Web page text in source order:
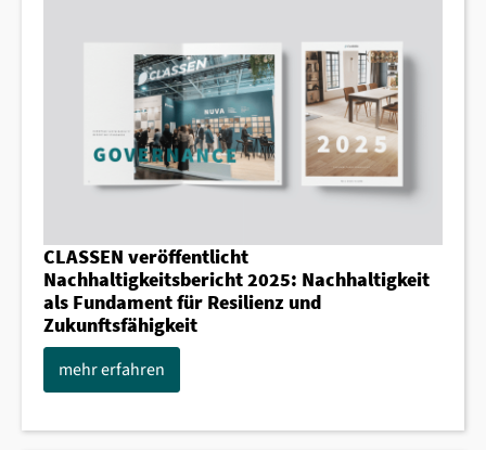
CLASSEN veröffentlicht
Nachhaltigkeitsbericht 2025: Nachhaltigkeit
als Fundament für Resilienz und
Zukunftsfähigkeit
mehr erfahren